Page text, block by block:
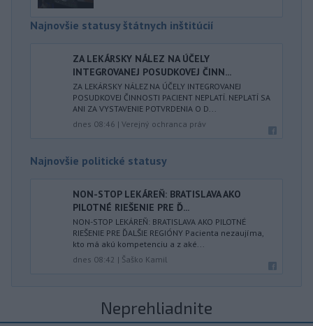
Najnovšie statusy štátnych inštitúcií
ZA LEKÁRSKY NÁLEZ NA ÚČELY
INTEGROVANEJ POSUDKOVEJ ČINN...
ZA LEKÁRSKY NÁLEZ NA ÚČELY INTEGROVANEJ
POSUDKOVEJ ČINNOSTI PACIENT NEPLATÍ. NEPLATÍ SA
ANI ZA VYSTAVENIE POTVRDENIA O D...
dnes 08:46 | Verejný ochranca práv
Najnovšie politické statusy
NON-STOP LEKÁREŇ: BRATISLAVA AKO
PILOTNÉ RIEŠENIE PRE Ď...
NON-STOP LEKÁREŇ: BRATISLAVA AKO PILOTNÉ
RIEŠENIE PRE ĎALŠIE REGIÓNY Pacienta nezaujíma,
kto má akú kompetenciu a z aké...
dnes 08:42 | Šaško Kamil
Neprehliadnite